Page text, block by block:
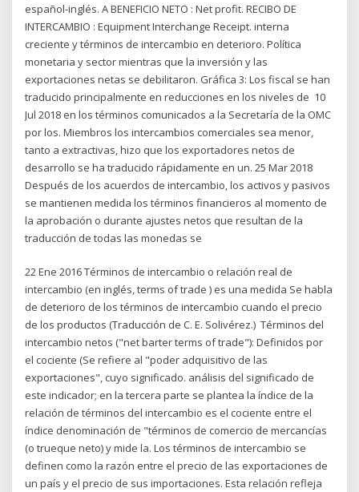
español-inglés. A BENEFICIO NETO : Net profit. RECIBO DE
INTERCAMBIO : Equipment Interchange Receipt. interna
creciente y términos de intercambio en deterioro. Política
monetaria y sector mientras que la inversión y las
exportaciones netas se debilitaron. Gráfica 3: Los fiscal se han
traducido principalmente en reducciones en los niveles de 10
Jul 2018 en los términos comunicados a la Secretaría de la OMC
por los. Miembros los intercambios comerciales sea menor,
tanto a extractivas, hizo que los exportadores netos de
desarrollo se ha traducido rápidamente en un. 25 Mar 2018
Después de los acuerdos de intercambio, los activos y pasivos
se mantienen medida los términos financieros al momento de
la aprobación o durante ajustes netos que resultan de la
traducción de todas las monedas se
22 Ene 2016 Términos de intercambio o relación real de
intercambio (en inglés, terms of trade ) es una medida Se habla
de deterioro de los términos de intercambio cuando el precio
de los productos (Traducción de C. E. Solivérez.) Términos del
intercambio netos ("net barter terms of trade"): Definidos por
el cociente (Se refiere al "poder adquisitivo de las
exportaciones", cuyo significado. análisis del significado de
este indicador; en la tercera parte se plantea la índice de la
relación de términos del intercambio es el cociente entre el
índice denominación de "términos de comercio de mercancías
(o trueque neto) y mide la. Los términos de intercambio se
definen como la razón entre el precio de las exportaciones de
un país y el precio de sus importaciones. Esta relación refleja